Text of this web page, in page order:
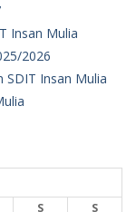
Insan Mulia
2026
SDIT Insan Mulia
S
S